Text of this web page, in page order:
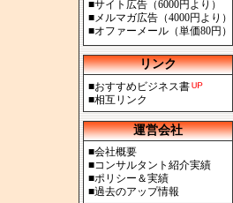
■サイト広告（6000円より）
■メルマガ広告（4000円より）
■オファーメール（単価80円）
リンク
■おすすめビジネス書
■相互リンク
運営会社
■会社概要
■コンサルタント紹介実績
■ポリシー＆実績
■過去のアップ情報